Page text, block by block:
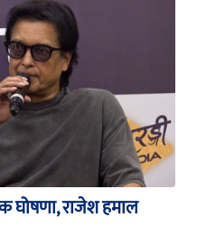
घोषणा, राजेश हमाल